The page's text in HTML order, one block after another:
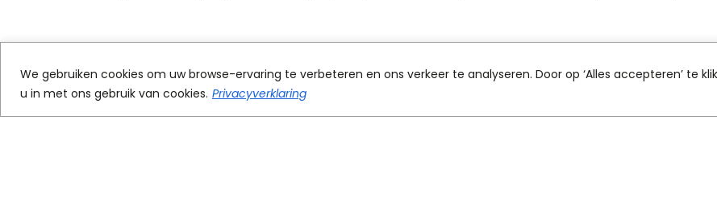
We gebruiken cookies om uw browse-ervaring te verbeteren en ons verkeer te analyseren. Door op ‘Alles accepteren’ te
u in met ons gebruik van cookies. Privacyverklaring